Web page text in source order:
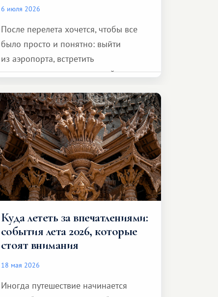
6 июля 2026
После перелета хочется, чтобы все
было просто и понятно: выйти
из аэропорта, встретить
представителя транспортной
и спокойно доехать до курорта.
Куда лететь за впечатлениями:
события лета 2026, которые
стоят внимания
18 мая 2026
Иногда путешествие начинается